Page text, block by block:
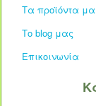
Τα προϊόντα
Το blog μας
Επικοινωνία